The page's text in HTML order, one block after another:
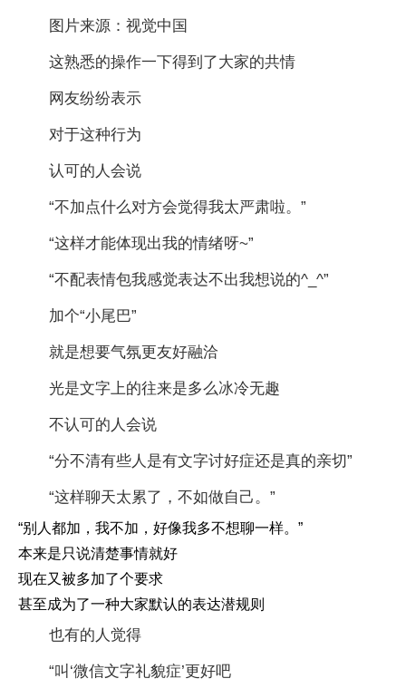
图片来源：视觉中国
这熟悉的操作一下得到了大家的共情
网友纷纷表示
对于这种行为
认可的人会说
“不加点什么对方会觉得我太严肃啦。”
“这样才能体现出我的情绪呀~”
“不配表情包我感觉表达不出我想说的^_^”
加个“小尾巴”
就是想要气氛更友好融洽
光是文字上的往来是多么冰冷无趣
不认可的人会说
“分不清有些人是有文字讨好症还是真的亲切”
“这样聊天太累了，不如做自己。”
“别人都加，我不加，好像我多不想聊一样。”
本来是只说清楚事情就好
现在又被多加了个要求
甚至成为了一种大家默认的表达潜规则
也有的人觉得
“叫‘微信文字礼貌症’更好吧